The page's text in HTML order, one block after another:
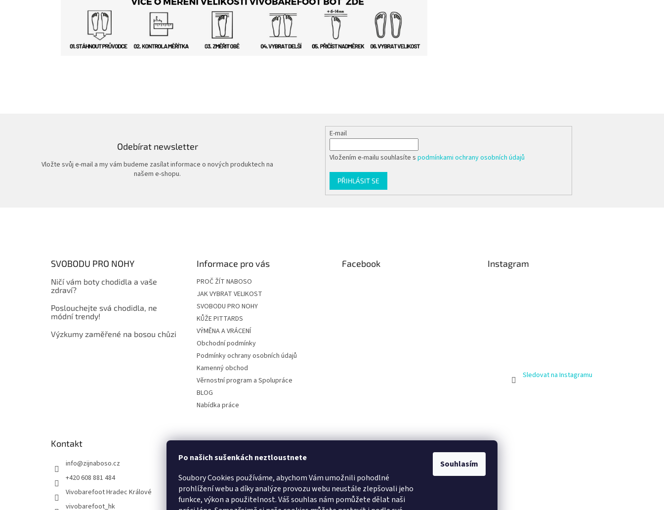
Po našich sušenkách neztloustnete
Soubory Cookies používáme, abychom Vám umožnili pohodlné
prohlížení webu a díky analýze provozu webu neustále zlepšovali jeho
funkce, výkon a použitelnost. Váš souhlas nám pomůžete dělat naši
Souhlasím
Odebírat newsletter
Vložte svůj e-mail a my vám budeme zasílat informace o nových produktech na
našem e-shopu.
E-mail
Vložením e-mailu souhlasíte spodmínkami ochrany osobních údajů
PŘIHLÁSIT SE
SVOBODU PRO NOHY
Ničí vám boty chodidla a vaše
zdraví?
Poslouchejte svá chodidla, ne
módní trendy!
Výzkumy zaměřené na bosou chůzi
Informace pro vás
PROČ ŽÍT NABOSO
JAK VYBRAT VELIKOST
SVOBODU PRO NOHY
KŮŽE PITTARDS
VÝMĚNA A VRÁCENÍ
Obchodní podmínky
Podmínky ochrany osobních údajů
Kamenný obchod
Věrnostní program a Spolupráce
BLOG
Nabídka práce
Facebook Instagram
Sledovat na Instagramu
Kontakt
info@zijnaboso.cz
+420 608 881 484
Vivobarefoot Hradec Králové
vivobarefoot_hk